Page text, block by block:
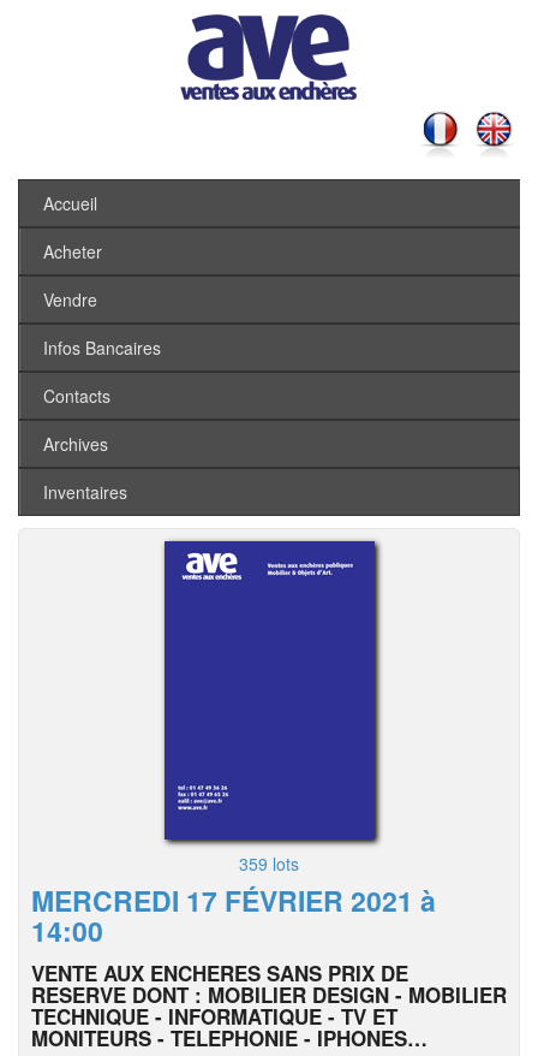
Accueil
Acheter
Vendre
Infos Bancaires
Contacts
Archives
Inventaires
359 lots
MERCREDI 17 FÉVRIER 2021 à
14:00
VENTE AUX ENCHERES SANS PRIX DE
RESERVE DONT : MOBILIER DESIGN - MOBILIER
TECHNIQUE - INFORMATIQUE - TV ET
MONITEURS - TELEPHONIE - IPHONES…